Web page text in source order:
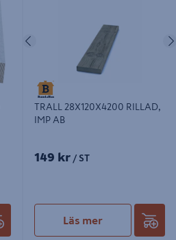
TRALL 28X120X4200 RILLAD,
IMP AB
149 kr / ST
Läs mer